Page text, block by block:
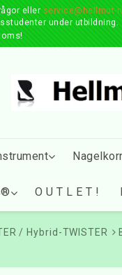
eller service@hellmut-
under utbildning.
O U T L E T !
/ Hybrid-TWISTER